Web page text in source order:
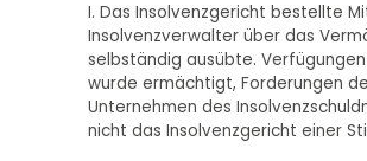
I. Das Insolvenzgericht bestellte
Insolvenzverwalter über das
selbständig ausübte.
wurde ermächtigt, Forderungen
Unternehmen des
nicht das Insolvenzgericht einer